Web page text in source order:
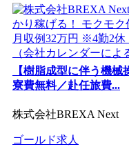
【樹脂成型に伴う機
寮費無料／赴任旅費...
株式会社BREXA Next
ゴールド求人